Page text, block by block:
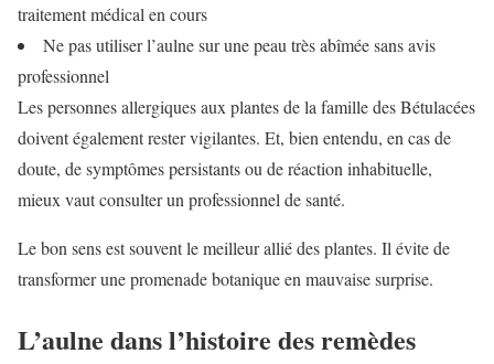
traitement médical en cours
Ne pas utiliser l’aulne sur une peau très abîmée sans avis
professionnel
Les personnes allergiques aux plantes de la famille des Bétulacées
doivent également rester vigilantes. Et, bien entendu, en cas de
doute, de symptômes persistants ou de réaction inhabituelle,
mieux vaut consulter un professionnel de santé.
Le bon sens est souvent le meilleur allié des plantes. Il évite de
transformer une promenade botanique en mauvaise surprise.
L’aulne dans l’histoire des remèdes